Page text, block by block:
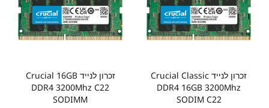
זכרון לנייד Crucial Classic
DDR4 16GB 3200Mhz
SODIM C22
זכרון לנייד Crucial 16GB
DDR4 3200Mhz C22
SODIMM